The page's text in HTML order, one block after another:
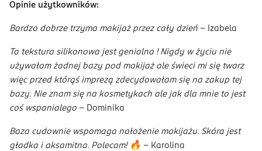
Opinie użytkowników:
Bardzo dobrze trzyma makijaż przez cały dzień - Izabela
Ta tekstura silikonowa jest genialna ! Nigdy w życiu nie
używałam żadnej bazy pod makijaż ale świeci mi się twarz
więc przed którąś imprezą zdecydowałam się na zakup tej
bazy. Nie znam się na kosmetykach ale jak dla mnie to jest
coś wspanialego - Dominika
Baza cudownie wspomaga nałożenie makijażu. Skóra jest
gładka i aksamitna. Polecam! 🔥 - Karolina